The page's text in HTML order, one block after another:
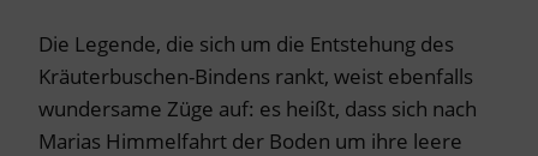
Die Legende, die sich um die Entstehung des
Kräuterbuschen-Bindens rankt, weist ebenfalls
wundersame Züge auf: es heißt, dass sich nach
Marias Himmelfahrt der Boden um ihre leere